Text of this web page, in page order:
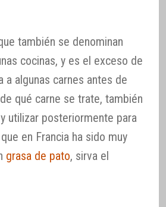
también se denominan
cocinas, y es el exceso de
a algunas carnes antes de
qué carne se trate, también
utilizar posteriormente para
en Francia ha sido muy
grasa de pato, sirva el